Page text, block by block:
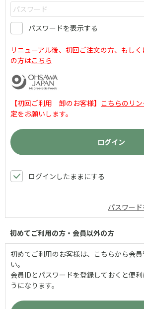
パスワードを表示する
リニューアル後、初回ご注文の方、もし
の方はこちら
【初回ご利用 卸のお客様】 こちらのリ
定をお願いします。
ログインしたままにする
パスワー
初めてご利用の方・会員以外の方
初めてご利用のお客様は、こちらから会
い。
会員IDとパスワードを登録しておくと便
うになります。